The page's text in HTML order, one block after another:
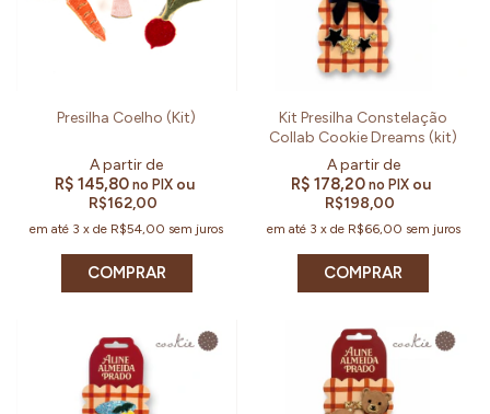
Presilha Coelho (Kit)
R$ 145,80no PIX ou
R$162,00
em até 3 xde R$54,00 sem juros
COMPRAR
Kit Presilha Constelação
Collab Cookie Dreams (kit)
R$ 178,20 no PIX ou
R$198,00
em até 3 x de R$66,00 sem juros
COMPRAR